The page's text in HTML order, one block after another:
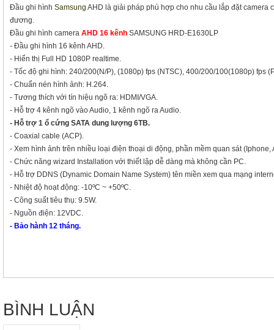
Đầu ghi hình Samsung AHD là giải pháp phù hợp cho nhu cầu lắp đặt camera
đương.
Đầu ghi hình camera AHD 16 kênh SAMSUNG HRD-E1630LP
- Đầu ghi hình 16 kênh AHD.
- Hiển thị Full HD 1080P realtime.
- Tốc độ ghi hình: 240/200(N/P), (1080p) fps (NTSC), 400/200/100(1080p) fps
- Chuẩn nén hình ảnh: H.264.
- Tương thích với tín hiệu ngõ ra: HDMI/VGA.
- Hỗ trợ 4 kênh ngõ vào Audio, 1 kênh ngõ ra Audio.
- Hỗ trợ 1 ổ cứng SATA dung lượng 6TB.
- Coaxial cable (ACP).
- Xem hình ảnh trên nhiều loại điện thoại di động, phần mềm quan sát
- Chức năng wizard Installation với thiết lập dễ dàng mà không cần PC.
- Hỗ trợ DDNS (Dynamic Domain Name System) tên miền xem qua mạng
- Nhiệt độ hoạt động: -10ºC ~ +50ºC.
- Công suất tiêu thụ: 9.5W.
- Nguồn điện: 12VDC.
- Bảo hành 12 tháng.
BÌNH LUẬN